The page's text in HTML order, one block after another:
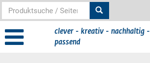
clever - kreativ - nachhaltig -
passend